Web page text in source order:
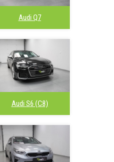
Audi Q7
Audi S6 (C8)